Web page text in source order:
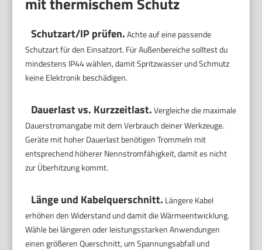
Schutzart/IP prüfen.Achte auf eine passende
Schutzart für den Einsatzort. Für Außenbereiche solltest du
mindestens IP44 wählen, damit Spritzwasser und Schmutz
keine Elektronik beschädigen.
Dauerlast vs. Kurzzeitlast.Vergleiche die maximale
Dauerstromangabe mit dem Verbrauch deiner Werkzeuge.
Geräte mit hoher Dauerlast benötigen Trommeln mit
entsprechend höherer Nennstromfähigkeit, damit es nicht
zur Überhitzung kommt.
Länge und Kabelquerschnitt. Längere Kabel
erhöhen den Widerstand und damit die Wärmeentwicklung.
Wähle bei längeren oder leistungsstarken Anwendungen
einen größeren Querschnitt, um Spannungsabfall und